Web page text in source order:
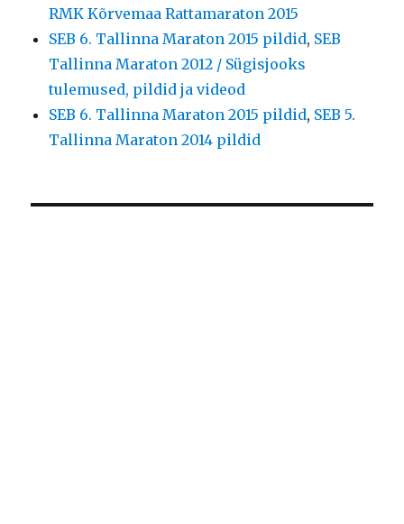
RMK Kõrvemaa Rattamaraton 2015
SEB 6. Tallinna Maraton 2015 pildid, SEB
Tallinna Maraton 2012 / Sügisjooks
tulemused, pildid ja videod
SEB 6. Tallinna Maraton 2015 pildid, SEB 5.
Tallinna Maraton 2014 pildid